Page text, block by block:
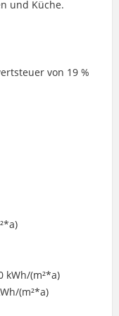
und Küche.
von 19 %
kWh/(m²*a)
(m²*a)